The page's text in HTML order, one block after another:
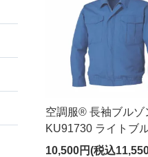
空調服® 長袖ブルゾ
KU91730 ライトブ
10,500円(税込